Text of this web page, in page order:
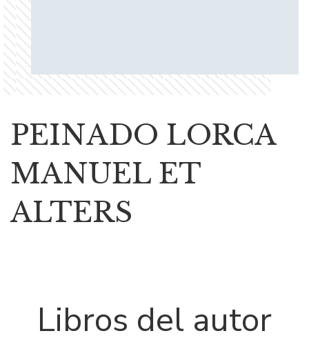
PEINADO LORCA
MANUEL ET
ALTERS
Libros del autor